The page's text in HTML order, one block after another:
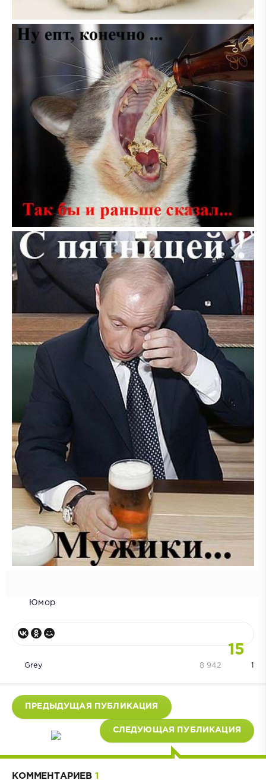
Юмор
15
Grey 1
8 942
ПРЕДЫДУЩАЯ ПУБЛИКАЦИЯ
СЛЕДУЮЩАЯ ПУБЛИКАЦИЯ
КОММЕНТАРИЕВ 1